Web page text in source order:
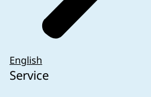
English
Service